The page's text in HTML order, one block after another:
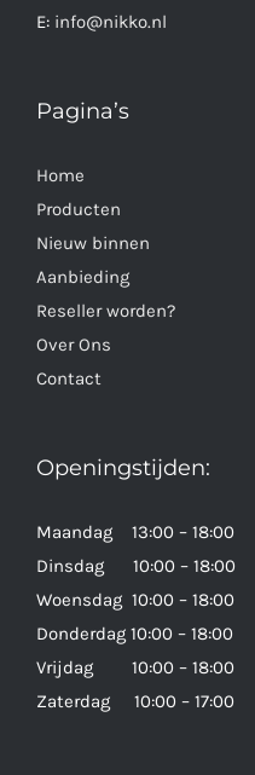
E: info@nikko.nl
Pagina’s
Home
Producten
Nieuw binnen
Aanbieding
Reseller worden?
Over Ons
Contact
Openingstijden:
Maandag 13:00 – 18:00
Dinsdag 10:00 – 18:00
Woensdag 10:00 – 18:00
Donderdag 10:00 – 18:00
Vrijdag 10:00 – 18:00
Zaterdag 10:00 – 17:00